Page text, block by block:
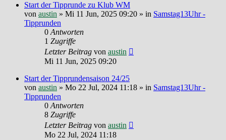
Start der Tipprunde zu Klub WM
von austin » Mi 11 Jun, 2025 09:20 » in Samstag13Uhr -
Tipprunden
0Antworten
1 Zugriffe
Letzter Beitrag von austin
Mi 11 Jun, 2025 09:20
Start der Tipprundensaison 24/25
von austin » Mo 22 Jul, 2024 11:18 » in Samstag13Uhr -
Tipprunden
0Antworten
8 Zugriffe
Letzter Beitrag von austin
Mo 22 Jul, 2024 11:18